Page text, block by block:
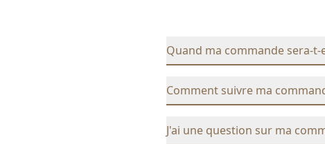
Quand ma commande sera-t-
Comment suivre ma
J'ai une question sur ma